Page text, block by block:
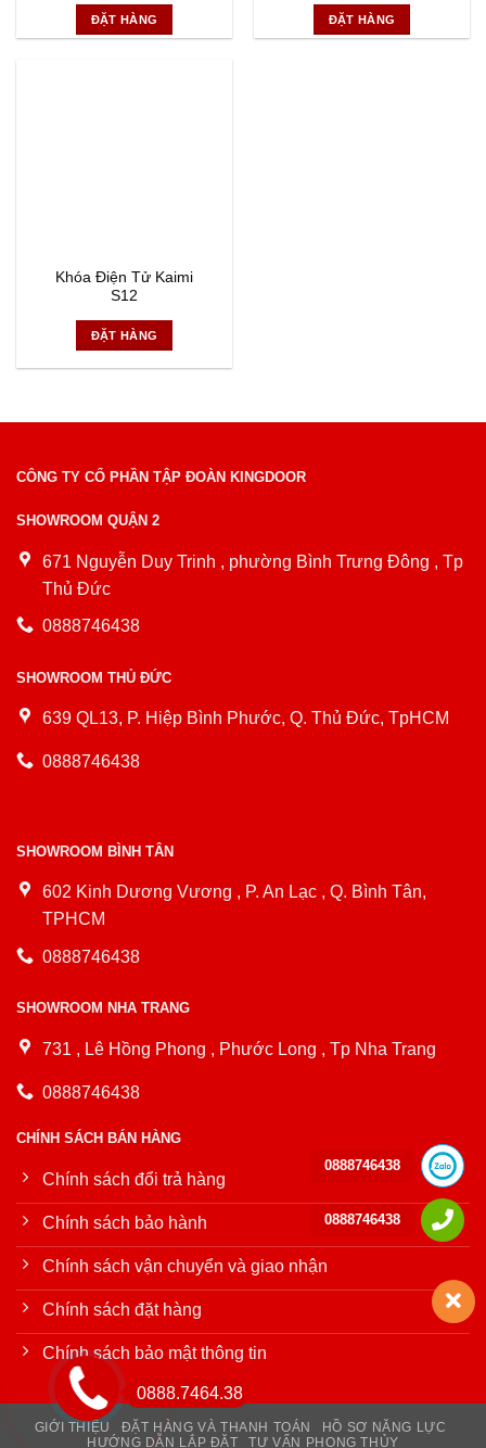
ĐẶT HÀNG ĐẶT HÀNG
Khóa Điện Tử Kaimi
S12
ĐẶT HÀNG
CÔNG TY CỔ PHẦN TẬP ĐOÀN KINGDOOR
SHOWROOM QUẬN 2
671 Nguyễn Duy Trinh , phường Bình Trưng Đông , Tp
Thủ Đức
0888746438
SHOWROOM THỦ ĐỨC
639 QL13, P. Hiệp Bình Phước, Q. Thủ Đức, TpHCM
0888746438
SHOWROOM BÌNH TÂN
602 Kinh Dương Vương , P. An Lạc , Q. Bình Tân,
TPHCM
0888746438
SHOWROOM NHA TRANG
731 , Lê Hồng Phong , Phước Long , Tp Nha Trang
0888746438
CHÍNH SÁCH BÁN HÀNG
Chính sách đổi trả hàng
Chính sách bảo hành
Chính sách vận chuyển và giao nhận
Chính sách đặt hàng
Chính sách bảo mật thông tin
GIỚI THIỆU ĐẶT HÀNG VÀ THANH TOÁN
HỒ SƠ NĂNG LỰC
HƯỚNG DẪN LẮP ĐẶT
TƯ VẤN PHONG THỦY
0888.7464.38
0888746438
0888746438